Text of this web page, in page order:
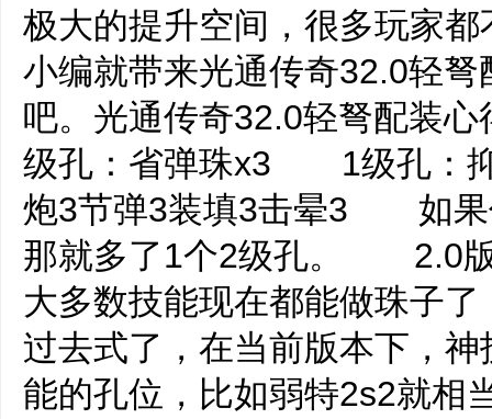
极大的提升空间，很多玩家
小编就带来光通传奇32.0轻
吧。光通传奇32.0轻弩配
级孔：省弹珠x3 1级孔：
炮3节弹3装填3击晕3 如果
那就多了1个2级孔。 2.0版
大多数技能现在都能做珠子
过去式了，在当前版本下，
能的孔位，比如弱特2s2就相